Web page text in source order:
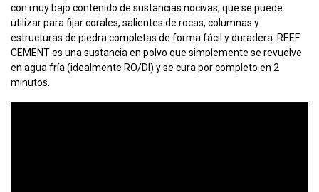
con muy bajo contenido de sustancias nocivas, que se puede
utilizar para fijar corales, salientes de rocas, columnas y
estructuras de piedra completas de forma fácil y duradera. REEF
CEMENT es una sustancia en polvo que simplemente se revuelve
en agua fría (idealmente RO/DI) y se cura por completo en 2
minutos.